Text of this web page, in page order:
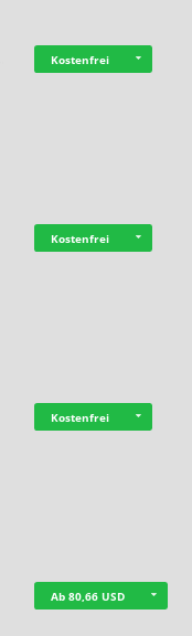
Kostenfrei
Kostenfrei
Kostenfrei
Ab 80,66 USD